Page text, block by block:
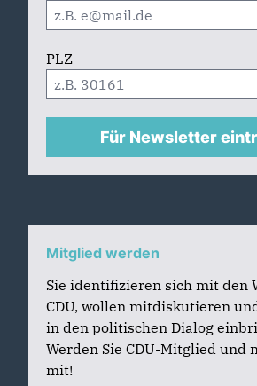
PLZ
Für Newsletter
Mitglied werden
Sie identifizieren sich mit den
CDU, wollen mitdiskutieren
in den politischen Dialog
Werden Sie CDU-Mitglied und
mit!